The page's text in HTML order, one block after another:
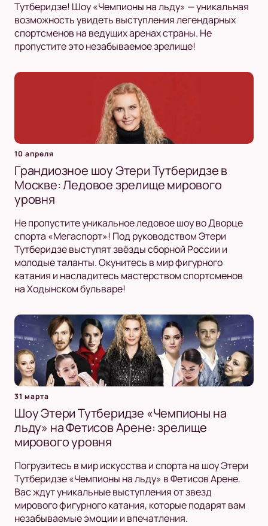
Тутберидзе! Шоу «Чемпионы на льду» — уникальная
возможность увидеть выступления легендарных
спортсменов на ведущих аренах страны. Не
пропустите это незабываемое зрелище!
10 апреля
Грандиозное шоу Этери Тутберидзе в
Москве: Ледовое зрелище мирового
уровня
Не пропустите уникальное ледовое шоу во Дворце
спорта «Мегаспорт»! Под руководством Этери
Тутберидзе выступят звёзды сборной России и
молодые таланты. Окунитесь в мир фигурного
катания и насладитесь мастерством спортсменов
на Ходынском бульваре!
31 марта
Шоу Этери Тутберидзе «Чемпионы на
льду» на Фетисов Арене: зрелище
мирового уровня
Погрузитесь в мир искусства и спорта на шоу Этери
Тутберидзе «Чемпионы на льду» в Фетисов Арене.
Вас ждут уникальные выступления от звезд
мирового фигурного катания, которые подарят вам
незабываемые эмоции и впечатления.